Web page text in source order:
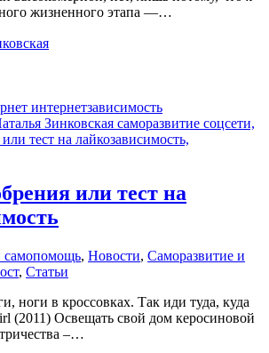
жизненного этапа —…
или тест на
, Новости, Саморазвитие и
, Статьи
ноги в кроссовках. Так иди туда, куда
(2011) Освещать свой дом керосиновой
–…